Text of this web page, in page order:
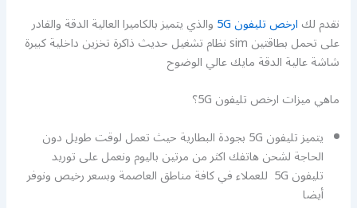
نقدم لكارخص تليفون 5G والذي يتميز بالكاميرا العالية الدقة والقادر
على تحمل بطاقتين sim نظام تشغيل حديث ذاكرة تخزين داخلية كبيرة
شاشة عالية الدقة مايك عالي الوضوح
ماهي ميزات ارخص تليفون 5G؟
يتميز تليفون 5G بجودة البطارية حيث تعمل لوقت طويل دون
الحاجة لشحن هاتفك اكثر من مرتين باليوم ونعمل على توريد
تليفون 5G للعملاء في كافة مناطق العاصمة وبسعر رخيص ونوفر
أيضا